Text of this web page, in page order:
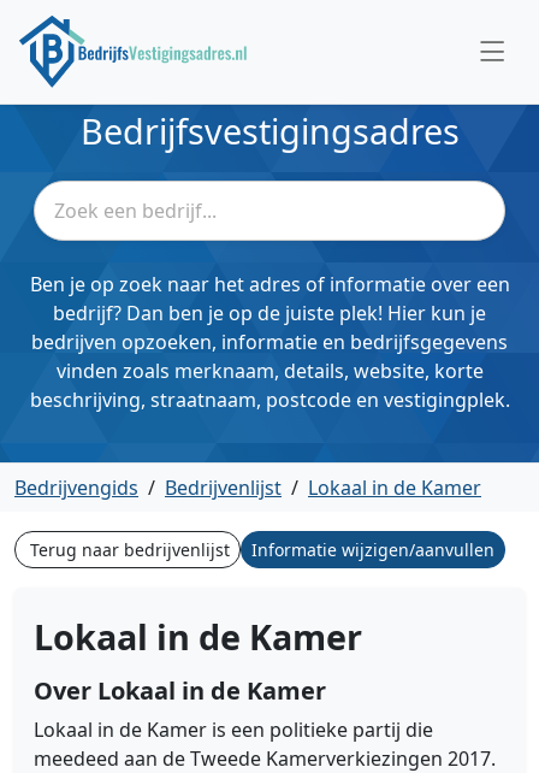
Bedrijfsvestigingsadres
Ben je op zoek naar het adres of informatie over een
bedrijf? Dan ben je op de juiste plek! Hier kun je
bedrijven opzoeken, informatie en bedrijfsgegevens
vinden zoals merknaam, details, website, korte
beschrijving, straatnaam, postcode en vestigingplek.
Bedrijvengids / Bedrijvenlijst / Lokaal in de Kamer
Terug naar bedrijvenlijst Informatie wijzigen/aanvullen
Lokaal in de Kamer
Over Lokaal in de Kamer
Lokaal in de Kamer is een politieke partij die
meedeed aan de Tweede Kamerverkiezingen 2017.